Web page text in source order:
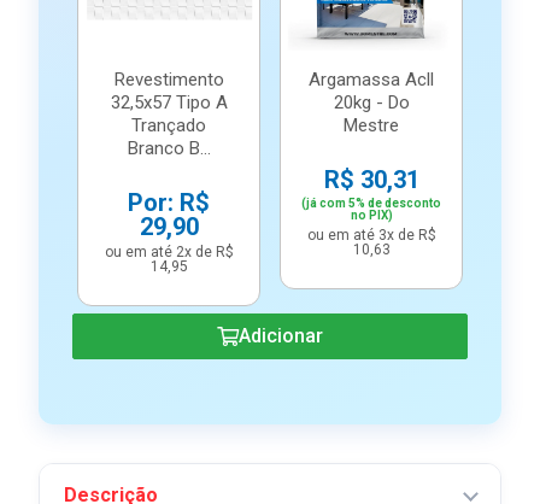
Revestimento
32,5x57 Tipo A
Trançado
Branco B...
Por: R$
29,90
ou em até 2x de R$
14,95
Argamassa Acll
20kg - Do
Mestre
R$ 30,31
(já com 5% de desconto
no PIX)
ou em até 3x de R$
10,63
Adicionar
Descrição